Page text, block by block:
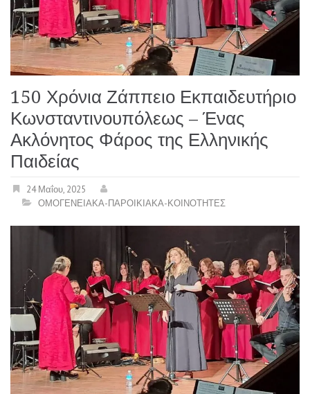
150 Χρόνια Ζάππειο Εκπαιδευτήριο
Κωνσταντινουπόλεως – Ένας
Ακλόνητος Φάρος της Ελληνικής
Παιδείας
24 Μαΐου, 2025
ΟΜΟΓΕΝΕΙΑΚΑ-ΠΑΡΟΙΚΙΑΚΑ-ΚΟΙΝΟΤΗΤΕΣ